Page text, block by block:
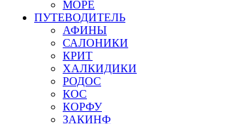
МОРЕ
ПУТЕВОДИТЕЛЬ
АФИНЫ
САЛОНИКИ
КРИТ
ХАЛКИДИКИ
РОДОС
КОС
КОРФУ
ЗАКИНФ